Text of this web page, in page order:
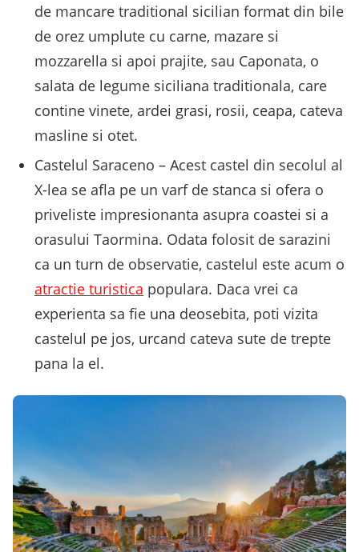
de mancare traditional sicilian format din bile
de orez umplute cu carne, mazare si
mozzarella si apoi prajite, sau Caponata, o
salata de legume siciliana traditionala, care
contine vinete, ardei grasi, rosii, ceapa, cateva
masline si otet.
Castelul Saraceno – Acest castel din secolul al
X-lea se afla pe un varf de stanca si ofera o
priveliste impresionanta asupra coastei si a
orasului Taormina. Odata folosit de sarazini
ca un turn de observatie, castelul este acum o
atractie turistica populara. Daca vrei ca
experienta sa fie una deosebita, poti vizita
castelul pe jos, urcand cateva sute de trepte
pana la el.